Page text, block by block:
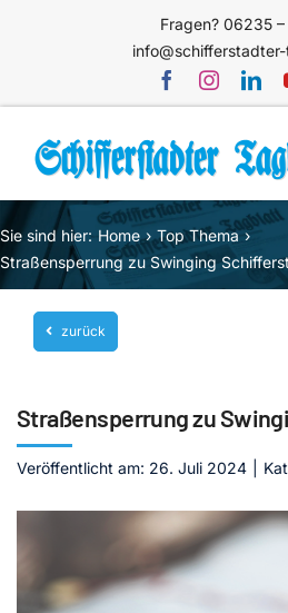
Fragen? 06235
Home
Themen
Blog
Unternehmen
Mediathek
Sie sind hier: Home
Top Thema
Straßensperrung zu Swinging
zurück
Straßensperrung zu
Veröffentlicht am: 26. Juli 2024